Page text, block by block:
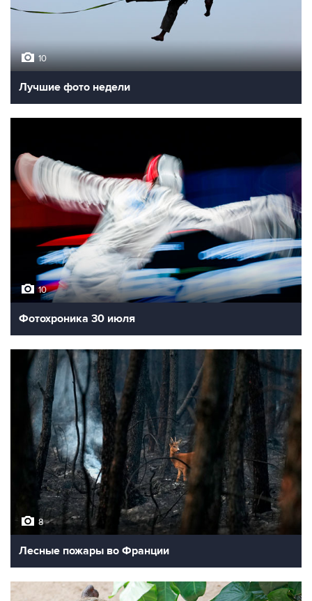
10
Лучшие фото недели
10
Фотохроника 30 июля
8
Лесные пожары во Франции